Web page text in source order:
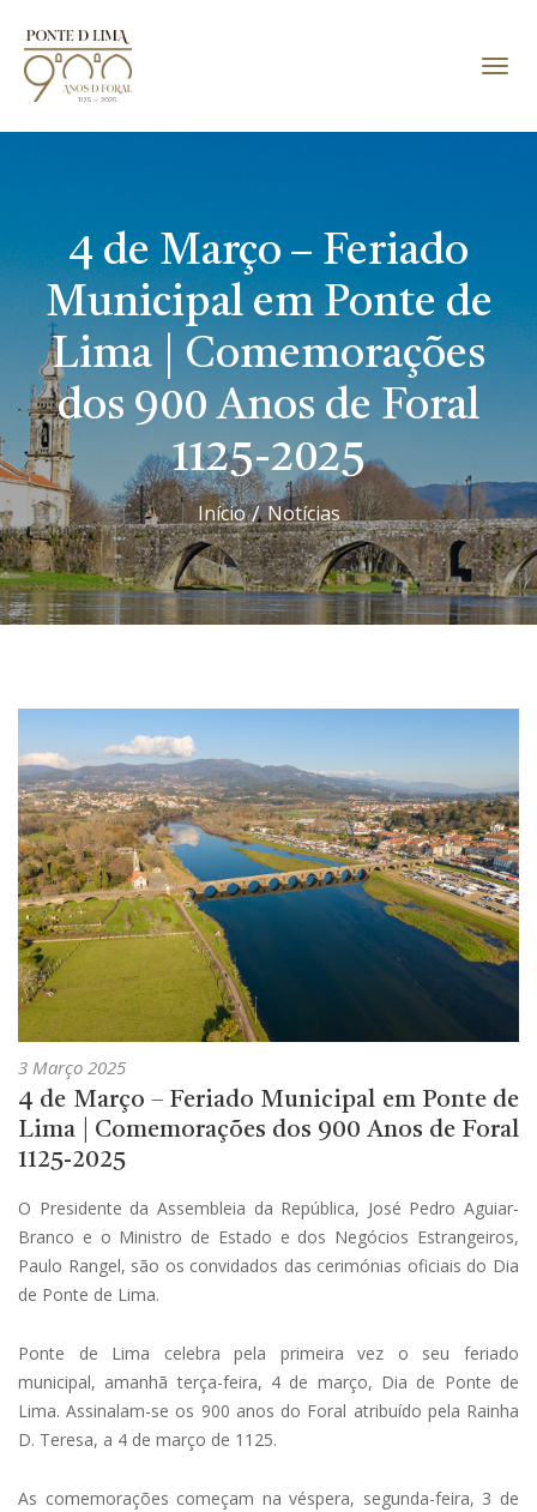
4 de Março – Feriado
Municipal em Ponte de
Lima | Comemorações
dos 900 Anos de Foral
1125-2025
Início Notícias
3 Março 2025
4 de Março – Feriado Municipal em Ponte de
Lima | Comemorações dos 900 Anos de Foral
1125-2025
O Presidente da Assembleia da República, José Pedro Aguiar-
Branco e o Ministro de Estado e dos Negócios Estrangeiros,
Paulo Rangel, são os convidados das cerimónias oficiais do Dia
de Ponte de Lima.
Ponte de Lima celebra pela primeira vez o seu feriado
municipal, amanhã terça-feira, 4 de março, Dia de Ponte de
Lima. Assinalam-se os 900 anos do Foral atribuído pela Rainha
D. Teresa, a 4 de março de 1125.
As comemorações começam na véspera, segunda-feira, 3 de